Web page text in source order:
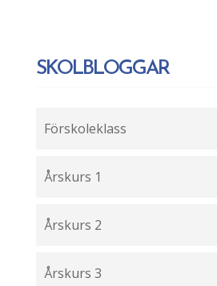
SKOLBLOGGAR
Förskoleklass
Årskurs 1
Årskurs 2
Årskurs 3